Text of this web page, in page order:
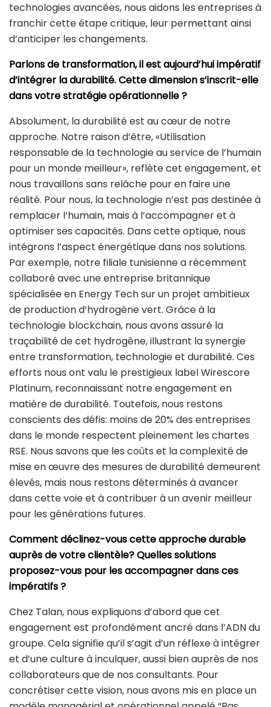
technologies avancées, nous aidons les entreprises à
franchir cette étape critique, leur permettant ainsi
d’anticiper les changements.
Parlons de transformation, il est aujourd’hui impératif
d’intégrer la durabilité. Cette dimension s’inscrit-elle
dans votre stratégie opérationnelle ?
Absolument, la durabilité est au cœur de notre
approche. Notre raison d’être, «Utilisation
responsable de la technologie au service de l’humain
pour un monde meilleur», reflète cet engagement, et
nous travaillons sans relâche pour en faire une
réalité. Pour nous, la technologie n’est pas destinée à
remplacer l’humain, mais à l’accompagner et à
optimiser ses capacités. Dans cette optique, nous
intégrons l’aspect énergétique dans nos solutions.
Par exemple, notre filiale tunisienne a récemment
collaboré avec une entreprise britannique
spécialisée en Energy Tech sur un projet ambitieux
de production d’hydrogène vert. Grâce à la
technologie blockchain, nous avons assuré la
traçabilité de cet hydrogène, illustrant la synergie
entre transformation, technologie et durabilité. Ces
efforts nous ont valu le prestigieux label Wirescore
Platinum, reconnaissant notre engagement en
matière de durabilité. Toutefois, nous restons
conscients des défis: moins de 20% des entreprises
dans le monde respectent pleinement les chartes
RSE. Nous savons que les coûts et la complexité de
mise en œuvre des mesures de durabilité demeurent
élevés, mais nous restons déterminés à avancer
dans cette voie et à contribuer à un avenir meilleur
pour les générations futures.
Comment déclinez-vous cette approche durable
auprès de votre clientèle? Quelles solutions
proposez-vous pour les accompagnerdans ces
impératifs ?
Chez Talan, nous expliquons d’abord que cet
engagement est profondément ancré dans l’ADN du
groupe. Cela signifie qu’il s’agit d’un réflexe à intégrer
et d’une culture à inculquer, aussi bien auprès de nos
collaborateurs que de nos consultants. Pour
concrétiser cette vision, nous avons mis en place un